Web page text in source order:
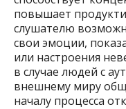
повышает
слушателю
свои эмоции,
или настроения
в случае людей с
внешнему миру
началу процесса